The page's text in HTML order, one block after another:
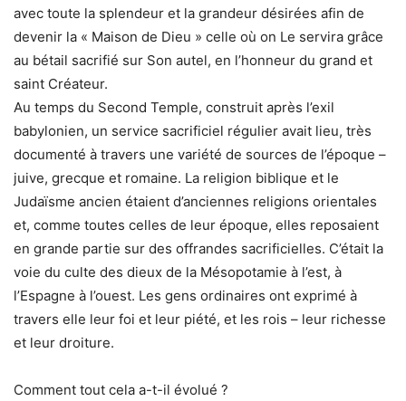
avec toute la splendeur et la grandeur désirées afin de
devenir la « Maison de Dieu » celle où on Le servira grâce
au bétail sacrifié sur Son autel, en l’honneur du grand et
saint Créateur.
Au temps du Second Temple, construit après l’exil
babylonien, un service sacrificiel régulier avait lieu, très
documenté à travers une variété de sources de l’époque –
juive, grecque et romaine. La religion biblique et le
Judaïsme ancien étaient d’anciennes religions orientales
et, comme toutes celles de leur époque, elles reposaient
en grande partie sur des offrandes sacrificielles. C’était la
voie du culte des dieux de la Mésopotamie à l’est, à
l’Espagne à l’ouest. Les gens ordinaires ont exprimé à
travers elle leur foi et leur piété, et les rois – leur richesse
et leur droiture.
Comment tout cela a-t-il évolué ?